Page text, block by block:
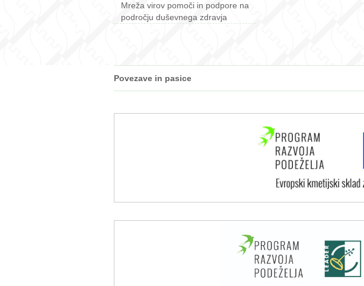
Mreža virov pomoči in podpore na
področju duševnega zdravja
Povezave in pasice